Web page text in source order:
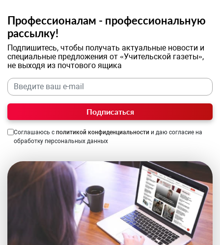
Профессионалам - профессиональную
рассылку!
Подпишитесь, чтобы получать актуальные новости и
специальные предложения от «Учительской газеты»,
не выходя из почтового ящика
Подписаться
Соглашаюсь с политикой конфиденциальности и даю согласие на
обработку персональных данных